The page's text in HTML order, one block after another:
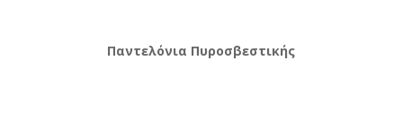
Παντελόνια Πυροσβεστικής